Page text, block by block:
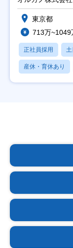
東京都
713万~1049
正社員採用
産休・育休あり